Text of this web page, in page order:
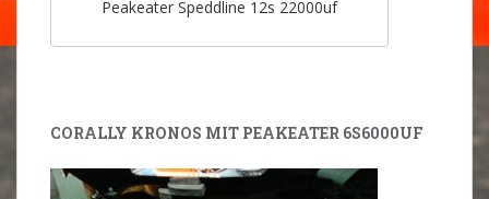
Peakeater Speddline 12s 22000uf
CORALLY KRONOS MIT PEAKEATER 6S6000UF